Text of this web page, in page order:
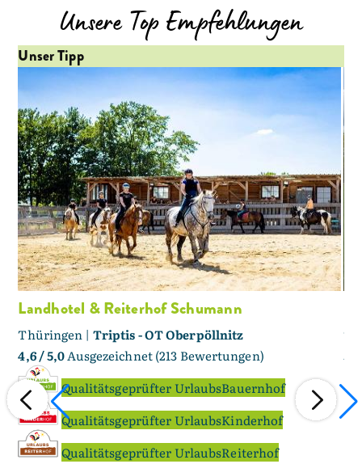
Unsere Top Empfehlungen
Unser Tipp
Landhotel & Reiterhof Schumann
Thüringen | Triptis - OT Oberpöllnitz
4,6/ 5,0Ausgezeichnet (213 Bewertungen)
Qualitätsgeprüfter UrlaubsBauernhof
Qualitätsgeprüfter UrlaubsKinderhof
Qualitätsgeprüfter UrlaubsReiterhof
5,0